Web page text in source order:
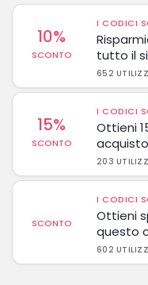
10%
SCONTO
I CODICI
tutto il
652
15%
SCONTO
I CODICI
Ottieni
203
SCONTO
I CODICI
Ottieni
questo
602